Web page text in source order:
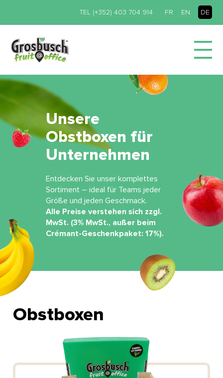
FR EN DE
TEL (+352) 403 704 914
Unsere
Obstboxen für
Unternehmen
Entdecken Sie unser komplettes
Sortiment – ideal für Teams jeder
Größe und jeden Geschmack.
Alle Preise verstehen sich zzgl.
MwSt. (3% MwSt., außer beim
Crémant-Geschenkpaket: 17%).
Obstboxen